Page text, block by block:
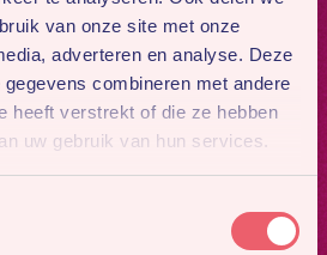
van onze site met onze
adverteren en analyse. Deze
combineren met andere
heeft verstrekt of die ze hebben
uw gebruik van hun services.
zijn.
resultaten (het eerste
opening al verkocht!) en